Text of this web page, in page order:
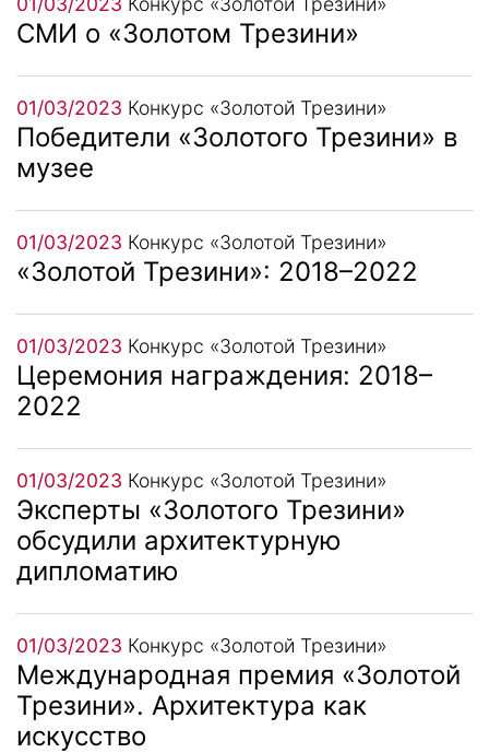
СМИ о «Золотом Трезини»
01/03/2023 Конкурс «Золотой Трезини»
Победители «Золотого Трезини» в
музее
01/03/2023 Конкурс «Золотой Трезини»
«Золотой Трезини»: 2018–2022
01/03/2023 Конкурс «Золотой Трезини»
Церемония награждения: 2018–
2022
01/03/2023 Конкурс «Золотой Трезини»
Эксперты «Золотого Трезини»
обсудили архитектурную
дипломатию
01/03/2023 Конкурс «Золотой Трезини»
Международная премия «Золотой
Трезини». Архитектура как
искусство